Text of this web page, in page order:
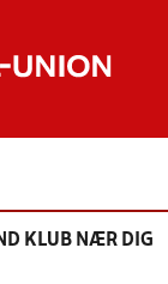
KLUB NÆR DIG